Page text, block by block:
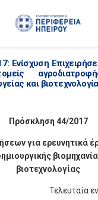
Ενίσχυση
και
Πρόσκληση 44/2017
για ερευνητικά
βιοτεχνολογίας
Τελευταία